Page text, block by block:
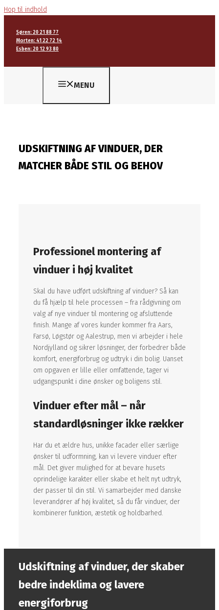
Hop til indhold
Søren: 20 21 88 77
Morten: 41 22 72 14
Esben: 20 12 93 80
MENU
UDSKIFTNING AF VINDUER, DER
MATCHER BÅDE STIL OG BEHOV
Professionel montering af
vinduer i høj kvalitet
Skal du have udført udskiftning af vinduer? Så kan
du få hjælp til hele processen – fra rådgivning om
valg af nye vinduer til montering og afsluttende
finish. Mange af vores kunder kommer fra Aars,
Farsø, Løgstør og Aalestrup, men vi arbejder i hele
Nordjylland og sikrer løsninger, der forbedrer både
komfort, energiforbrug og udtryk i din bolig. Uanset
om opgaven er lille eller omfattende, tager vi
udgangspunkt i dine ønsker og boligens stil.
Vinduer efter mål – når
standardløsninger ikke rækker
Har du et ældre hus, unikke facader eller særlige
ønsker til udformning, kan vi levere vinduer efter
mål. Det giver mulighed for at bevare husets
oprindelige karakter eller skabe et helt nyt udtryk,
der passer til din stil. Vi samarbejder med danske
leverandører af høj kvalitet, så du får vinduer, der
kombinerer funktion, æstetik og holdbarhed.
Udskiftning af vinduer, der skaber
bedre indeklima og lavere
energiforbrug